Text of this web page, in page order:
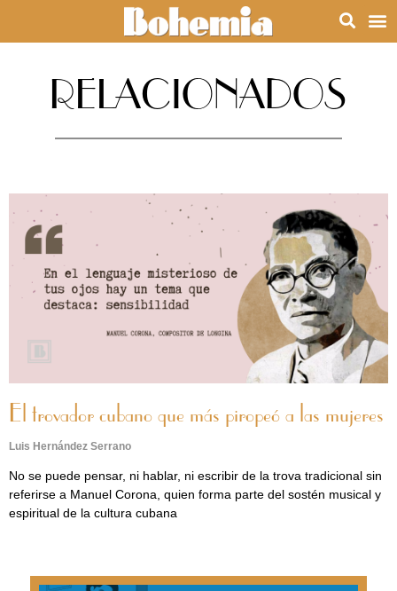
RELACIONADOS
El trovador cubano que más piropeó a las mujeres
Luis Hernández Serrano
No se puede pensar, ni hablar, ni escribir de la trova tradicional sin
referirse a Manuel Corona, quien forma parte del sostén musical y
espiritual de la cultura cubana